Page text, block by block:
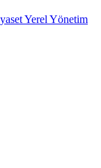
Yerel Yönetim